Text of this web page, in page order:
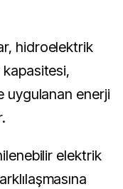
hidroelektrik
uygulanan enerji
elektrik